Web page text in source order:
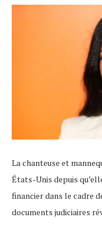
La chanteuse et
États-Unis depuis
financier dans le cadre
documents judiciaires